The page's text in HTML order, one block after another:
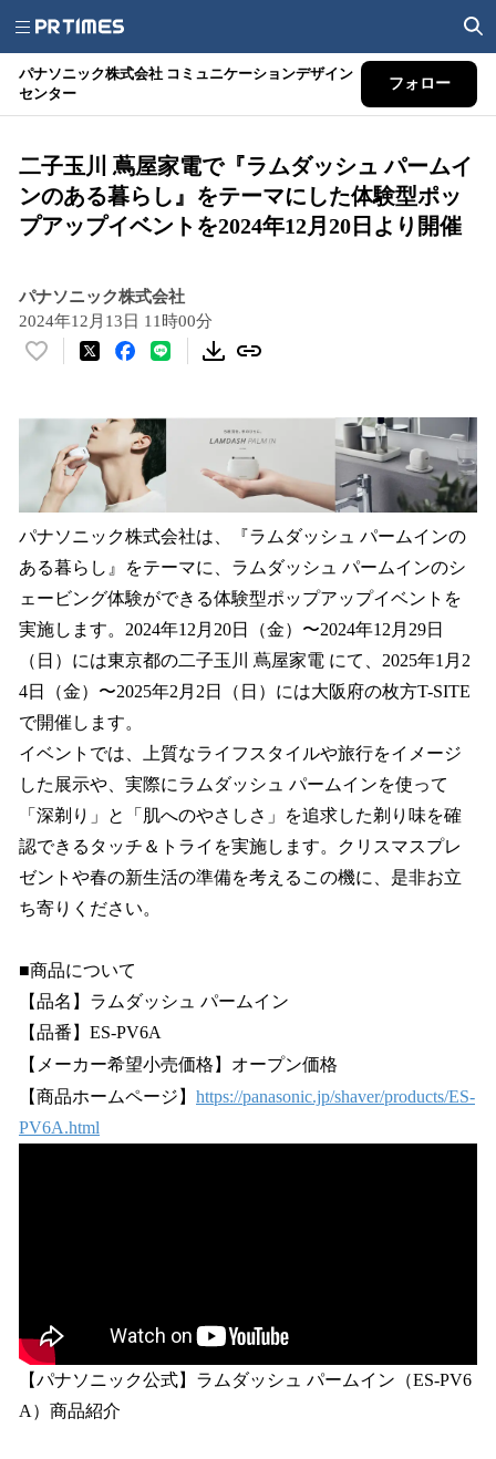
パナソニック株式会社 コミュニケーションデザイン
センター
フォロー
二子玉川 蔦屋家電で『ラムダッシュ パームイ
ンのある暮らし』をテーマにした体験型ポッ
プアップイベントを2024年12月20日より開催
パナソニック株式会社
2024年12月13日 11時00分
い
を
読
込
み
中
で
す
パナソニック株式会社は、『ラムダッシュ パームインの
ある暮らし』をテーマに、ラムダッシュ パームインのシ
ェービング体験ができる体験型ポップアップイベントを
実施します。2024年12月20日（金）〜2024年12月29日
（日）には東京都の二子玉川 蔦屋家電 にて、2025年1月2
4日（金）〜2025年2月2日（日）には大阪府の枚方T-SITE
で開催します。
イベントでは、上質なライフスタイルや旅行をイメージ
した展示や、実際にラムダッシュ パームインを使って
「深剃り」と「肌へのやさしさ」を追求した剃り味を確
認できるタッチ＆トライを実施します。クリスマスプレ
ゼントや春の新生活の準備を考えるこの機に、是非お立
ち寄りください。
■商品について
【品名】ラムダッシュ パームイン
【品番】ES-PV6A
【メーカー希望小売価格】オープン価格
【商品ホームページ】 https://panasonic.jp/shaver/products/ES-
PV6A.html
【パナソニック公式】ラムダッシュ パームイン（ES-PV6
A）商品紹介